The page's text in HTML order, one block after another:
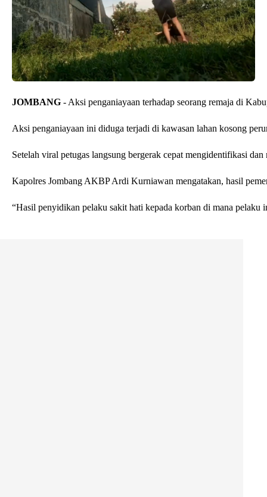
JOMBANG - Aksi penganiayaan terhadap seorang remaja di
Aksi penganiayaan ini diduga terjadi di kawasan lahan kosong
Setelah viral petugas langsung bergerak cepat mengidentifikasi
Kapolres Jombang AKBP Ardi Kurniawan mengatakan, hasil
“Hasil penyidikan pelaku sakit hati kepada korban di mana